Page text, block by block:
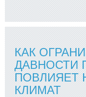
КАК
ДАВНОСТИ
ПОВЛИЯЕТ
КЛИМАТ